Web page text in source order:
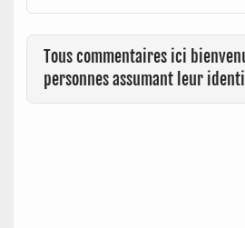
Tous commentaires ici
personnes assumant leur